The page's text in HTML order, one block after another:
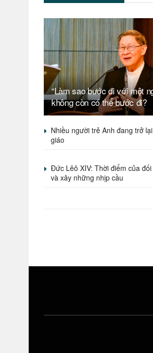
“Làm sao bước đi với một
không còn có thể bước đi?
Nhiều người trẻ Anh đang trở
giáo
Đức Lêô XIV: Thời điểm của
và xây những nhịp cầu